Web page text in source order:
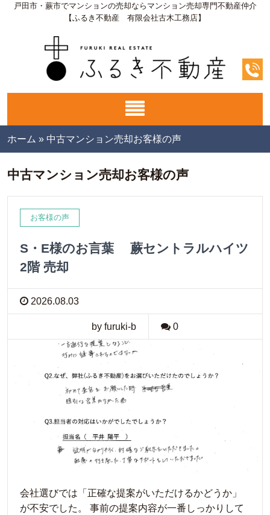
戸田市・蕨市でマンションの売却ならマンション売却専門不動産仲介
【ふるき不動産 有限会社古木工務店】
ホーム » 中古マンション売却お客様の声
中古マンション売却お客様の声
お客様の声
S・E様のお言葉 蕨セントラルハイツ
2階 売却
2026.08.03
by furuki-b 0
会社選びでは「正確な提案がいただけるかどうか」
が不安でした。 事前の提案内容が一番しっかりして